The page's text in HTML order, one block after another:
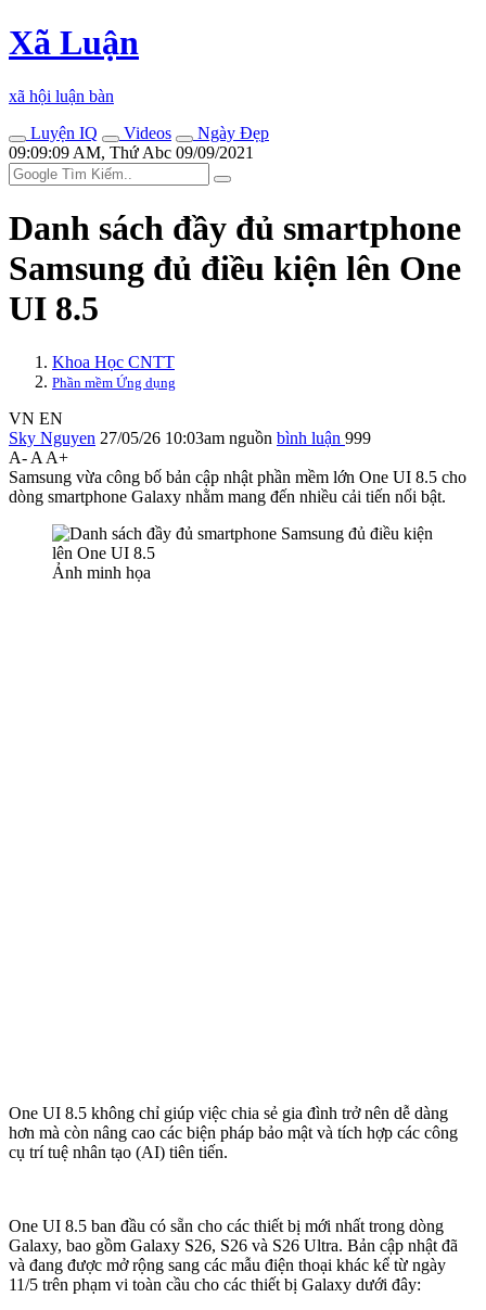
Xã Luận
xã hội luận bàn
Luyện IQ
Videos
Ngày Đẹp
09:09:09 AM, Thứ Abc 09/09/2021
Danh sách đầy đủ smartphone
Samsung đủ điều kiện lên One
UI 8.5
Khoa Học CNTT
Phần mềm Ứng dụng
VN EN
Sky Nguyen 27/05/26 10:03am nguồn bình luận 999
A- A A+
Samsung vừa công bố bản cập nhật phần mềm lớn One UI 8.5 cho
dòng smartphone Galaxy nhằm mang đến nhiều cải tiến nổi bật.
Ảnh minh họa
One UI 8.5 không chỉ giúp việc chia sẻ gia đình trở nên dễ dàng
hơn mà còn nâng cao các biện pháp bảo mật và tích hợp các công
cụ trí tuệ nhân tạo (AI) tiên tiến.
One UI 8.5 ban đầu có sẵn cho các thiết bị mới nhất trong dòng
Galaxy, bao gồm Galaxy S26, S26 và S26 Ultra. Bản cập nhật đã
và đang được mở rộng sang các mẫu điện thoại khác kể từ ngày
11/5 trên phạm vi toàn cầu cho các thiết bị Galaxy dưới đây: